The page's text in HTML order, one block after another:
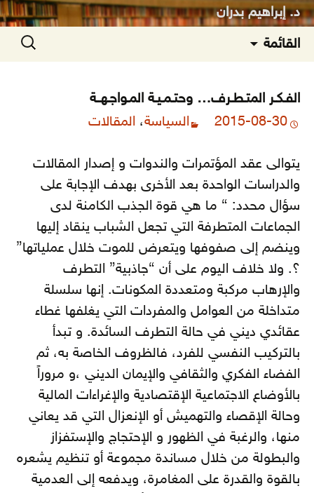
د. إبراهيم بدران
القائمة
إلى
البحث
عن:
الفـكـر المتـطـرف… وحتـمـيـة المـواجـهــة
2015-08-30
السياسة، المقالات
يتوالى عقد المؤتمرات والندوات و إصدار المقالات
والدراسات الواحدة بعد الأخرى بهدف الإجابة على
سؤال محدد: “ ما هي قوة الجذب الكامنة لدى
الجماعات المتطرفة التي تجعل الشباب ينقاد إليها
وينضم إلى صفوفها ويتعرض للموت خلال عملياتها”
؟. ولا خلاف اليوم على أن “جاذبية” التطرف
والإرهاب مركبة ومتعددة المكونات. إنها سلسلة
متداخلة من العوامل والمفردات التي يغلفها غطاء
عقائدي ديني في حالة التطرف السائدة. و تبدأ
بالتركيب النفسي للفرد، فالظروف الخاصة به، ثم
الفضاء الفكري والثقافي والإيمان الديني ،و مروراً
بالأوضاع الاجتماعية الإقتصادية والإغراءات المالية
وحالة الإقصاء والتهميش أو الإنعزال التي قد يعاني
منها، والرغبة في الظهور و الإحتجاج والإستفزاز
والبطولة من خلال مساندة مجموعة أو تنظيم يشعره
بالقوة والقدرة على المغامرة، ويدفعه إلى العدمية